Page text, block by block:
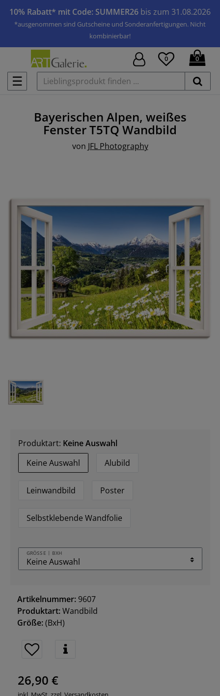
10% Rabatt* mit Code: SUMMER26 bis zum 31.08.2026
*ausgenommen sind Gutscheine und Sonderanfertigungen. Nicht
kombinierbar!
☰
0 0
Bayerischen Alpen, weißes
Fenster T5TQWandbild
von JFL Photography
Produktart: Keine Auswahl
Keine Auswahl
Alubild
Leinwandbild Poster
Selbstklebende Wandfolie
GRÖSSE | BXH
Artikelnummer: 9607
Produktart:Wandbild
Größe:(BxH)
26,90 €